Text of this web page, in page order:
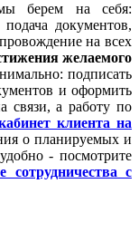
берем на себя:
документов,
на всех
желаемого
подписать
и оформить
связи, а работу по
клиента на
о планируемых и
- посмотрите
с